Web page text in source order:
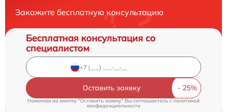
Закажите бесплатную консультацию
Бесплатная консультация со
специалистом
Оставить заявку
Нажимая на кнопку "Оставить заявку" Вы соглашаетесь cполитикой
конфиденциальности